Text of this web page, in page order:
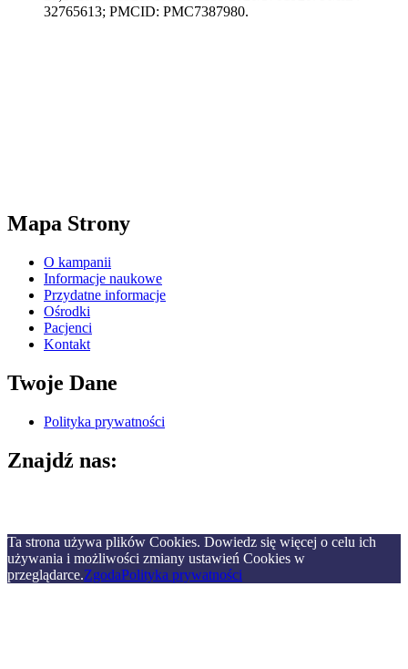
32765613; PMCID: PMC7387980.
Mapa Strony
O kampanii
Informacje naukowe
Przydatne informacje
Ośrodki
Pacjenci
Kontakt
Twoje Dane
Polityka prywatności
Znajdź nas:
Ta strona używa plików Cookies. Dowiedz się więcej o celu ich
używania i możliwości zmiany ustawień Cookies w
przeglądarce.ZgodaPolityka prywatności